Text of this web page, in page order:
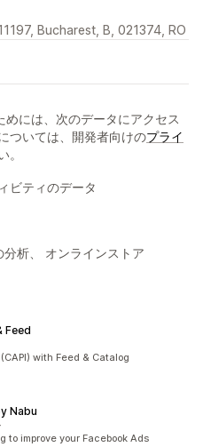
Bucharest, B, 021374, RO
には、次のデータにアクセス
ついては、開発者向けのプライ
。
ビティのデータ
析、 オンラインストア
Feed
with Feed & Catalog
Nabu
improve your Facebook Ads